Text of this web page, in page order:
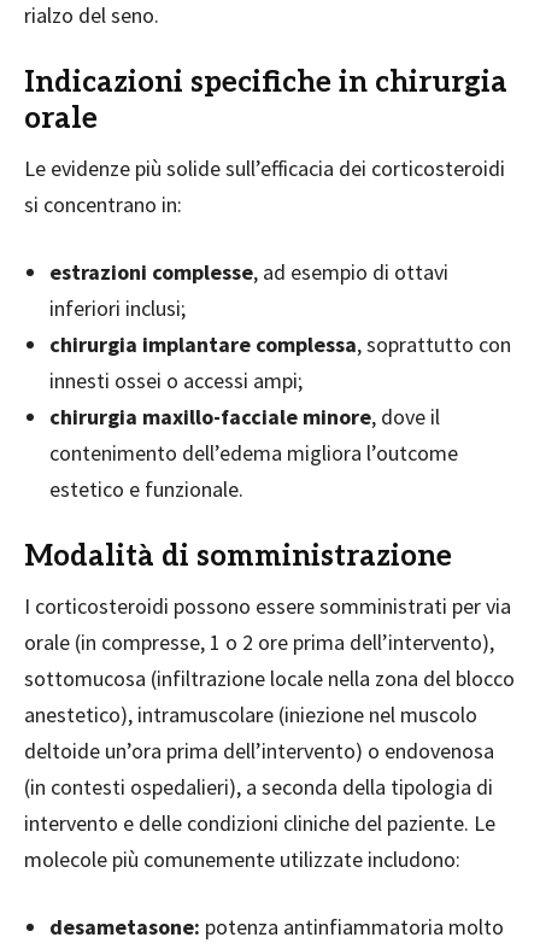
rialzo del seno.
Indicazioni specifiche in chirurgia
orale
Le evidenze più solide sull’efficacia dei corticosteroidi
si concentrano in:
estrazioni complesse, ad esempio di ottavi
inferiori inclusi;
chirurgia implantare complessa, soprattutto con
innesti ossei o accessi ampi;
chirurgia maxillo-facciale minore, dove il
contenimento dell’edema migliora l’outcome
estetico e funzionale.
Modalità di somministrazione
I corticosteroidi possono essere somministrati per via
orale (in compresse, 1 o 2 ore prima dell’intervento),
sottomucosa (infiltrazione locale nella zona del blocco
anestetico), intramuscolare (iniezione nel muscolo
deltoide un’ora prima dell’intervento) o endovenosa
(in contesti ospedalieri), a seconda della tipologia di
intervento e delle condizioni cliniche del paziente. Le
molecole più comunemente utilizzate includono:
desametasone: potenza antinfiammatoria molto